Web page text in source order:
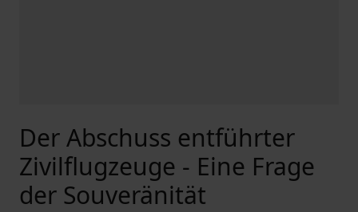
Der Abschuss entführter
Zivilflugzeuge - Eine Frage
der Souveränität